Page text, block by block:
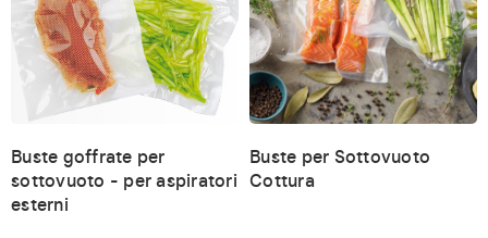
Buste goffrate per
sottovuoto - per aspiratori
esterni
Buste per Sottovuoto
Cottura